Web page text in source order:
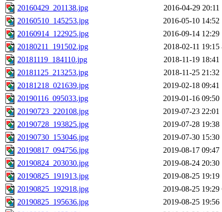
20160429_201138.jpg
2016-04-29 20:11
20160510_145253.jpg
2016-05-10 14:52
20160914_122925.jpg
2016-09-14 12:29
20180211_191502.jpg
2018-02-11 19:15
20181119_184110.jpg
2018-11-19 18:41
20181125_213253.jpg
2018-11-25 21:32
20181218_021639.jpg
2019-02-18 09:41
20190116_095033.jpg
2019-01-16 09:50
20190723_220108.jpg
2019-07-23 22:01
20190728_193825.jpg
2019-07-28 19:38
20190730_153046.jpg
2019-07-30 15:30
20190817_094756.jpg
2019-08-17 09:47
20190824_203030.jpg
2019-08-24 20:30
20190825_191913.jpg
2019-08-25 19:19
20190825_192918.jpg
2019-08-25 19:29
20190825_195636.jpg
2019-08-25 19:56